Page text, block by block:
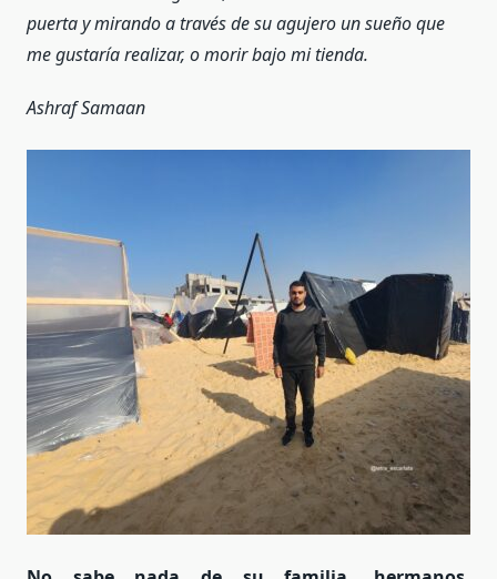
puerta y mirando a través de su agujero un sueño que
me gustaría realizar, o morir bajo mi tienda.
Ashraf Samaan